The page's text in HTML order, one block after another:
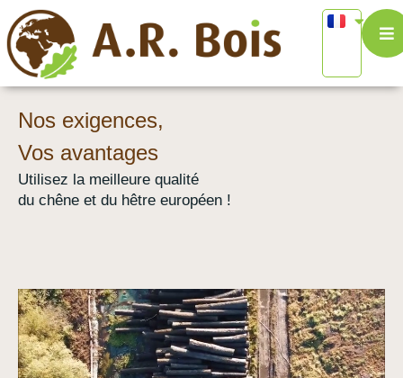
Nos exigences,
Vos avantages
Utilisez la meilleure qualité
du chêne et du hêtre européen !